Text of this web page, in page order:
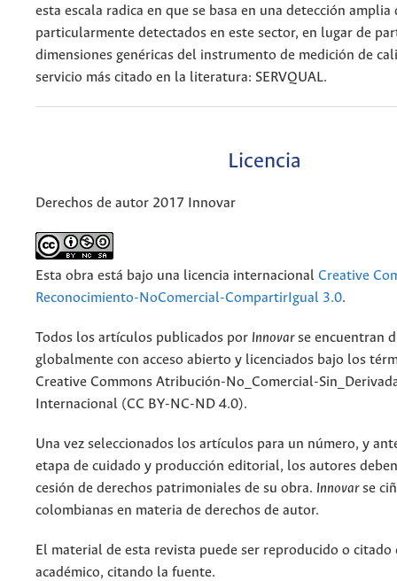
esta escala radica en que se basa en una detección
particularmente detectados en este sector, en lugar de
dimensiones genéricas del instrumento de medición de
servicio más citado en la literatura: SERVQUAL.
Licencia
Derechos de autor 2017 Innovar
Esta obra está bajo una licencia internacional Creative
Reconocimiento-NoComercial-CompartirIgual 3.0.
Todos los artículos publicados por Innovarse encuentran
globalmente con acceso abierto y licenciados bajo los
Creative Commons Atribución-No_Comercial-
Internacional (CC BY-NC-ND 4.0).
Una vez seleccionados los artículos para un número, y
etapa de cuidado y producción editorial, los autores
cesión de derechos patrimoniales de su obra. Innovarse
colombianas en materia de derechos de autor.
El material de esta revista puede ser reproducido o citado
académico, citando la fuente.